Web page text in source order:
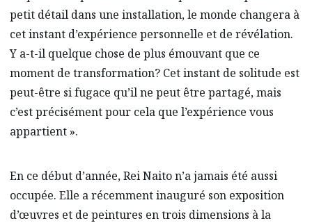
petit détail dans une installation, le monde changera à
cet instant d’expérience personnelle et de révélation.
Y a-t-il quelque chose de plus émouvant que ce
moment de transformation? Cet instant de solitude est
peut-être si fugace qu’il ne peut être partagé, mais
c’est précisément pour cela que l’expérience vous
appartient ».
En ce début d’année, Rei Naito n’a jamais été aussi
occupée. Elle a récemment inauguré son exposition
d’œuvres et de peintures en trois dimensions à la